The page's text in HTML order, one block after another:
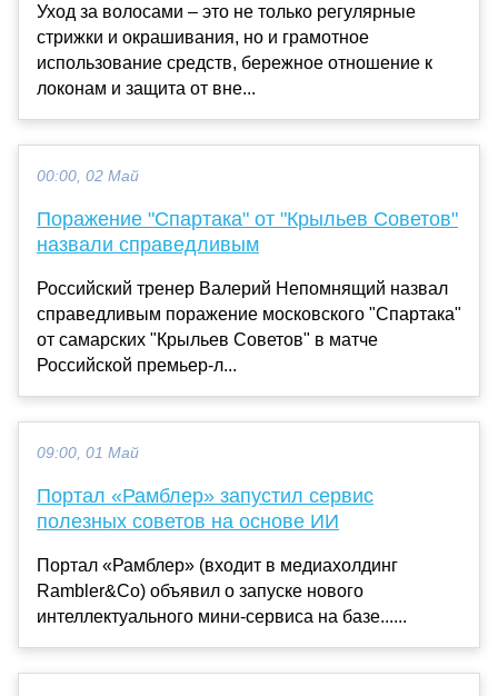
Уход за волосами – это не только регулярные
стрижки и окрашивания, но и грамотное
использование средств, бережное отношение к
локонам и защита от вне...
00:00, 02 Май
Поражение "Спартака" от "Крыльев Советов"
назвали справедливым
Российский тренер Валерий Непомнящий назвал
справедливым поражение московского "Спартака"
от самарских "Крыльев Советов" в матче
Российской премьер-л...
09:00, 01 Май
Портал «Рамблер» запустил сервис
полезных советов на основе ИИ
Портал «Рамблер» (входит в медиахолдинг
Rambler&Co) объявил о запуске нового
интеллектуального мини-сервиса на базе......